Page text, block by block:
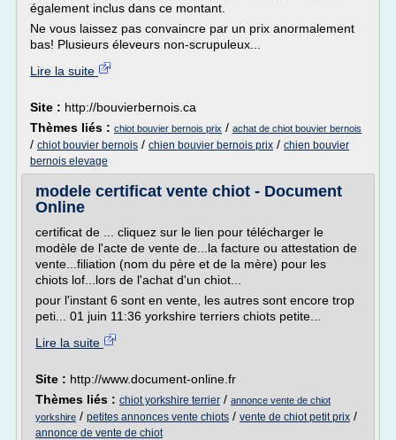
également inclus dans ce montant.
Ne vous laissez pas convaincre par un prix anormalement
bas! Plusieurs éleveurs non-scrupuleux...
Lire la suite
Site : http://bouvierbernois.ca
Thèmes liés : chiot bouvier bernois prix / achat de chiot bouvier bernois
/ chiot bouvier bernois / chien bouvier bernois prix / chien bouvier
bernois elevage
modele certificat vente chiot - Document
Online
certificat de ... cliquez sur le lien pour télécharger le
modèle de l'acte de vente de...la facture ou attestation de
vente...filiation (nom du père et de la mère) pour les
chiots lof...lors de l'achat d'un chiot...
pour l'instant 6 sont en vente, les autres sont encore trop
peti... 01 juin 11:36 yorkshire terriers chiots petite...
Lire la suite
Site : http://www.document-online.fr
Thèmes liés : chiot yorkshire terrier / annonce vente de chiot
yorkshire / petites annonces vente chiots / vente de chiot petit prix /
annonce de vente de chiot